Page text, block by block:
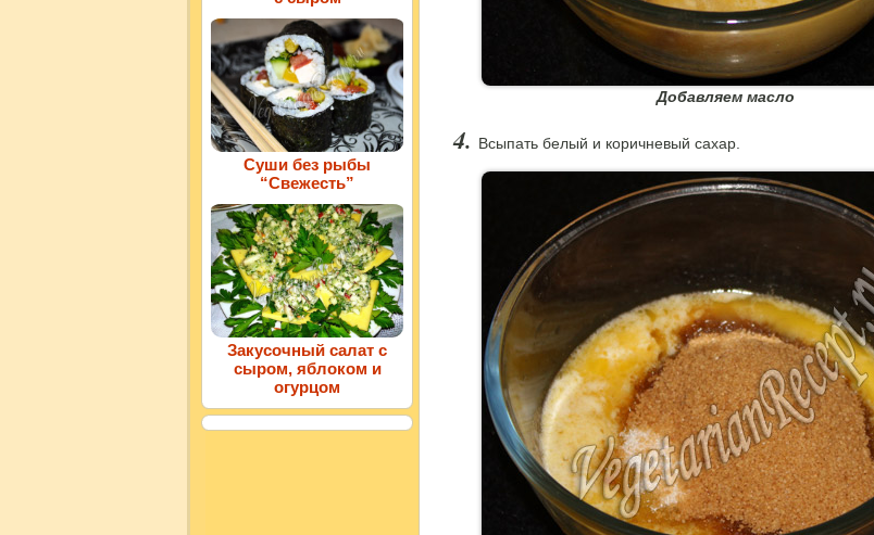
Добавляем масло
Всыпать белый и коричневый сахар.
Суши без рыбы
“Свежесть”
Закусочный салат с
сыром, яблоком и
огурцом